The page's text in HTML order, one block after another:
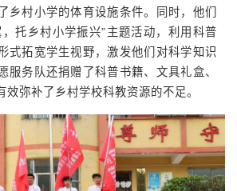
乡村小学的体育设施条件。同时，他们
托乡村小学振兴”主题活动，利用科普
式拓宽学生视野，激发他们对科学知识
服务队还捐赠了科普书籍、文具礼盒、
效弥补了乡村学校科教资源的不足。